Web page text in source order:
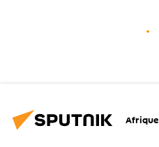
Afrique